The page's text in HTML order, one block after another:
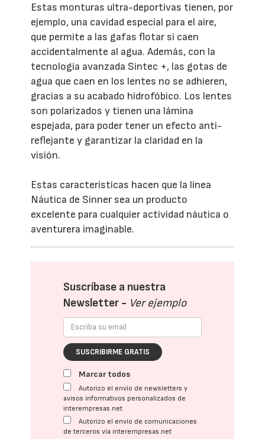
Estas monturas ultra-deportivas tienen, por
ejemplo, una cavidad especial para el aire,
que permite a las gafas flotar si caen
accidentalmente al agua. Además, con la
tecnología avanzada Sintec +, las gotas de
agua que caen en los lentes no se adhieren,
gracias a su acabado hidrofóbico. Los lentes
son polarizados y tienen una lámina
espejada, para poder tener un efecto anti-
reflejante y garantizar la claridad en la
visión.
Estas características hacen que la línea
Náutica de Sinner sea un producto
excelente para cualquier actividad náutica o
aventurera imaginable.
Suscríbase a nuestra
Newsletter - Ver ejemplo
SUSCRIBIRME GRATIS
Marcar todos
Autorizo el envío de newsletters y
avisos informativos personalizados de
interempresas.net
Autorizo el envío de comunicaciones
de terceros vía interempresas.net